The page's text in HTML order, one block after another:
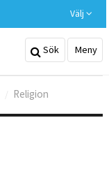
Välj
Sök Meny
Religion